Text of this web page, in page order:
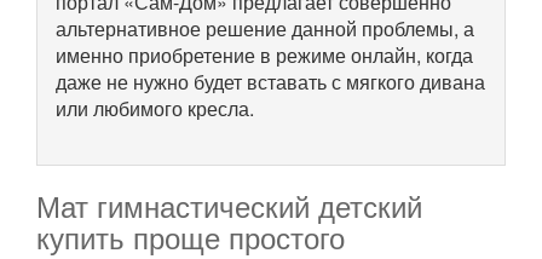
альтернативное решение данной проблемы, а
именно приобретение в режиме онлайн, когда
даже не нужно будет вставать с мягкого дивана
или любимого кресла.
Мат гимнастический детский
купить проще простого